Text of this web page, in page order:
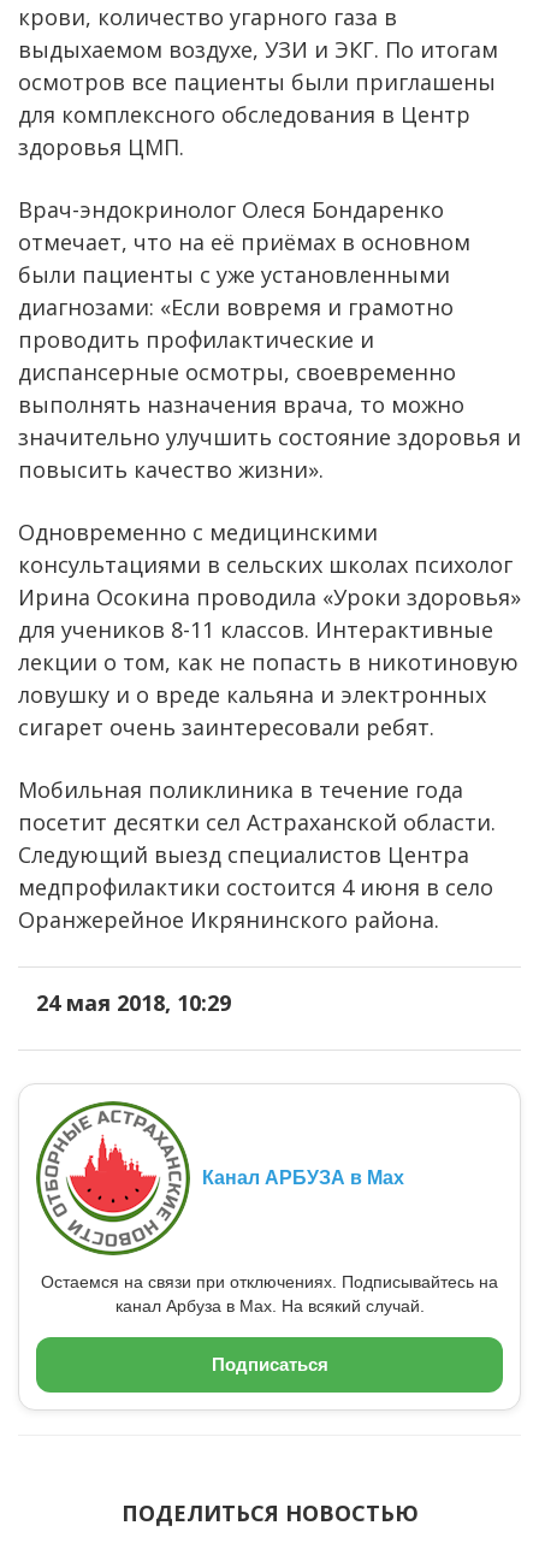
крови, количество угарного газа в
выдыхаемом воздухе, УЗИ и ЭКГ. По итогам
осмотров все пациенты были приглашены
для комплексного обследования в Центр
здоровья ЦМП.
Врач-эндокринолог Олеся Бондаренко
отмечает, что на её приёмах в основном
были пациенты с уже установленными
диагнозами: «Если вовремя и грамотно
проводить профилактические и
диспансерные осмотры, своевременно
выполнять назначения врача, то можно
значительно улучшить состояние здоровья и
повысить качество жизни».
Одновременно с медицинскими
консультациями в сельских школах психолог
Ирина Осокина проводила «Уроки здоровья»
для учеников 8-11 классов. Интерактивные
лекции о том, как не попасть в никотиновую
ловушку и о вреде кальяна и электронных
сигарет очень заинтересовали ребят.
Мобильная поликлиника в течение года
посетит десятки сел Астраханской области.
Следующий выезд специалистов Центра
медпрофилактики состоится 4 июня в село
Оранжерейное Икрянинского района.
24 мая 2018, 10:29
Канал АРБУЗА в Max
Остаемся на связи при отключениях. Подписывайтесь на
канал Арбуза в Max. На всякий случай.
Подписаться
ПОДЕЛИТЬСЯ НОВОСТЬЮ